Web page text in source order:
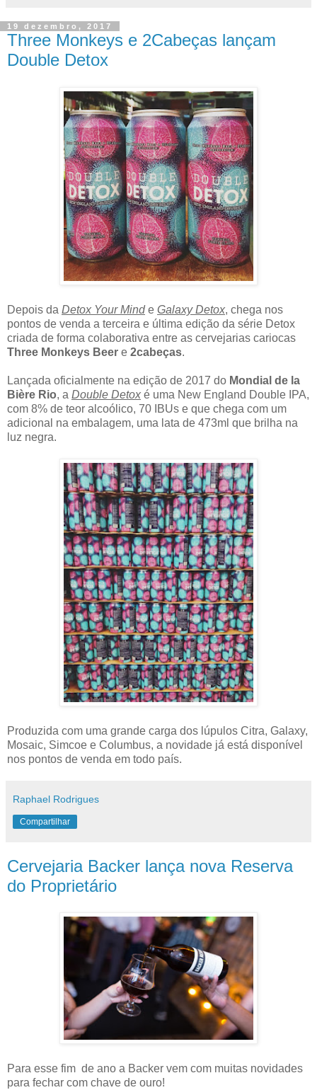
19 dezembro, 2017
Three Monkeys e 2Cabeças lançam
Double Detox
Depois da Detox Your Minde Galaxy Detox, chega nos
pontos de venda a terceira e última edição da série Detox
criada de forma colaborativa entre as cervejarias cariocas
Three Monkeys Beer e 2cabeças.
Lançada oficialmente na edição de 2017 do Mondial de la
Bière Rio, a Double Detox é uma New England Double IPA,
com 8% de teor alcoólico, 70 IBUs e que chega com um
adicional na embalagem, uma lata de 473ml que brilha na
luz negra.
Produzida com uma grande carga dos lúpulos Citra, Galaxy,
Mosaic, Simcoe e Columbus, a novidade já está disponível
nos pontos de venda em todo país.
Raphael Rodrigues
Compartilhar
Cervejaria Backer lança nova Reserva
do Proprietário
Para esse fim de ano a Backer vem com muitas novidades
para fechar com chave de ouro!